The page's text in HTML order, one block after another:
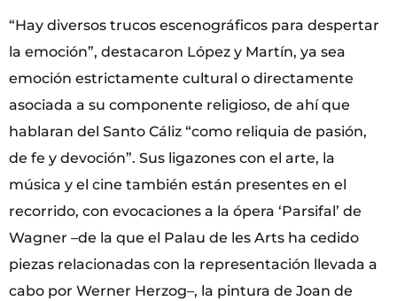
“Hay diversos trucos escenográficos para despertar
la emoción”, destacaron López y Martín, ya sea
emoción estrictamente cultural o directamente
asociada a su componente religioso, de ahí que
hablaran del Santo Cáliz “como reliquia de pasión,
de fe y devoción”. Sus ligazones con el arte, la
música y el cine también están presentes en el
recorrido, con evocaciones a la ópera ‘Parsifal’ de
Wagner –de la que el Palau de les Arts ha cedido
piezas relacionadas con la representación llevada a
cabo por Werner Herzog–, la pintura de Joan de